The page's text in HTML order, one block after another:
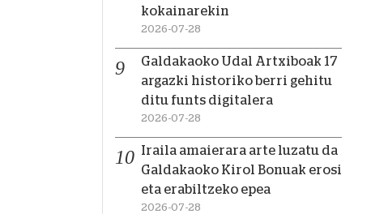
kokainarekin
2026-07-28
Galdakaoko Udal Artxiboak 17
argazki historiko berri gehitu
ditu funts digitalera
2026-07-28
Iraila amaierara arte luzatu da
Galdakaoko Kirol Bonuak erosi
eta erabiltzeko epea
2026-07-28